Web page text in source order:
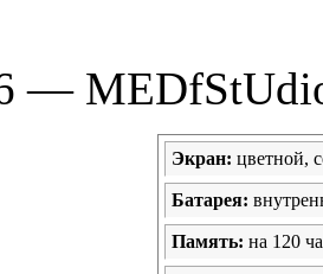
—
Экран: цветной,
Батарея:
Память: на 120